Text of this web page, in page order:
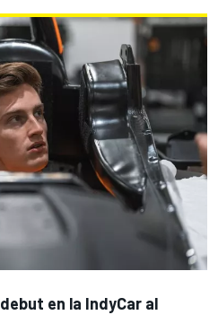
debut en la IndyCar al